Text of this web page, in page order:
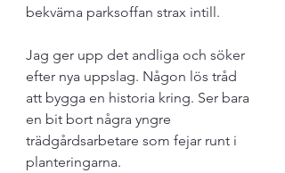
bekväma parksoffan strax intill.
Jag ger upp det andliga och söker
efter nya uppslag. Någon lös tråd
att bygga en historia kring. Ser bara
en bit bort några yngre
trädgårdsarbetare som fejar runt i
planteringarna.